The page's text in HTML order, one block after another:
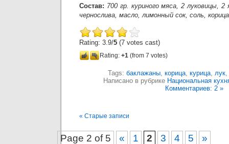
Состав: 700 гр. куриного мяса, 2 луковицы, 2
чернослива, масло, лимонный сок, соль,
Rating: 3.9/5 (7 votes cast)
Rating: +1 (from 7 votes)
Tags: баклажаны, корица, курица, лук,
Написано в рубрике Национальная
Комментариев: 2 »
« Старые записи
Page 2 of 5 « 1 2 3 4 5
»